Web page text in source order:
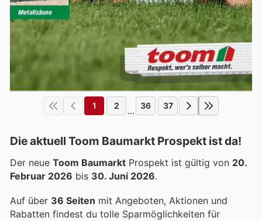
1 2 ... 36 37
Die aktuell Toom Baumarkt Prospekt ist da!
Der neue Toom Baumarkt Prospekt ist gültig von 20.
Februar 2026 bis 30. Juni 2026.
Auf über 36 Seiten mit Angeboten, Aktionen und
Rabatten findest du tolle Sparmöglichkeiten für